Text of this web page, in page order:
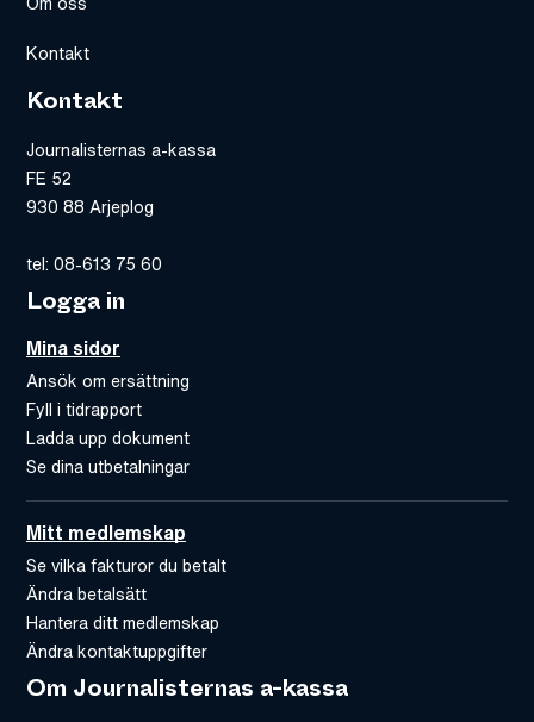
Kontakt
Kontakt
Journalisternas a-kassa
FE 52
930 88 Arjeplog
tel: 08-613 75 60
Logga in
Mina sidor
Ansök om ersättning
Fyll i tidrapport
Ladda upp dokument
Se dina utbetalningar
Mitt medlemskap
Se vilka fakturor du betalt
Ändra betalsätt
Hantera ditt medlemskap
Ändra kontaktuppgifter
Om Journalisternas a-kassa